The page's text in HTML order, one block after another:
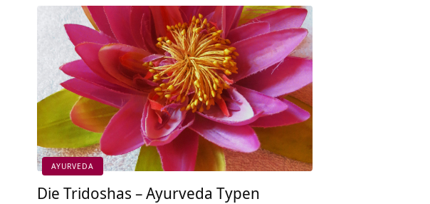
AYURVEDA
Die Tridoshas – Ayurveda Typen